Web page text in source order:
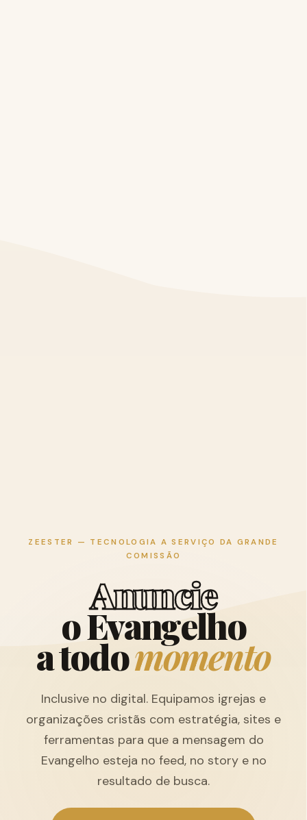
ZEESTER — TECNOLOGIA A SERVIÇO DA GRANDE
COMISSÃO
Anuncie
oEvangelho
atodomomento
Inclusive no digital. Equipamos igrejas e
organizações cristãs com estratégia, sites e
ferramentas para que a mensagem do
Evangelho esteja no feed, no story e no
resultado de busca.